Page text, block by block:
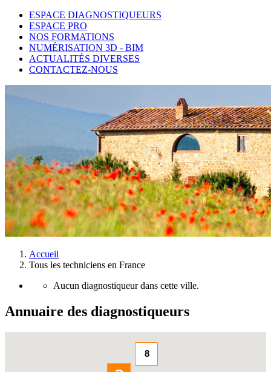
ESPACE DIAGNOSTIQUEURS
ESPACE PRO
NOS FORMATIONS
NUMÉRISATION 3D - BIM
ACTUALITÉS DIVERSES
CONTACTEZ-NOUS
Accueil
Tous les techniciens en France
Aucun diagnostiqueur dans cette ville.
Annuaire des diagnostiqueurs
8